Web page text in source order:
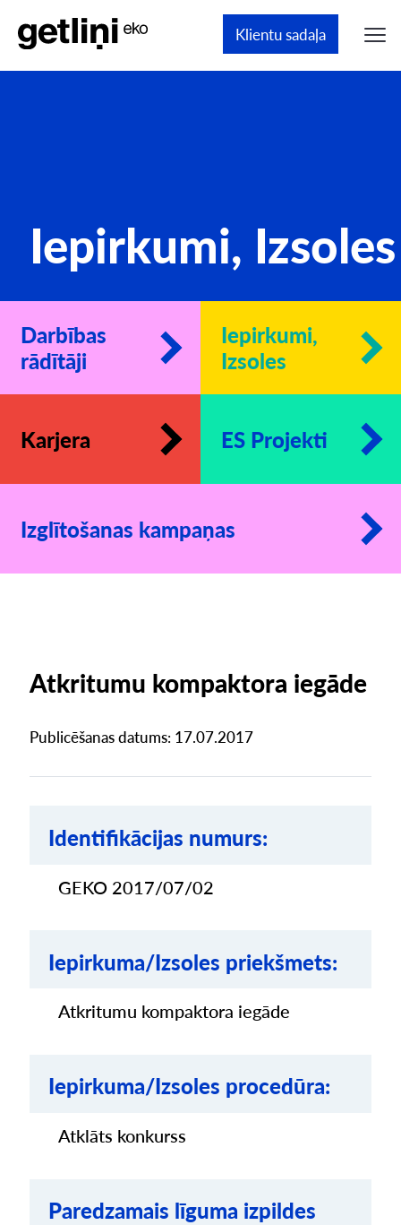
Klientu sadaļa
Iepirkumi, Izsoles
Darbības
rādītāji
Iepirkumi,
Izsoles
Karjera ES Projekti
Izglītošanas kampaņas
Atkritumu kompaktora iegāde
Publicēšanas datums: 17.07.2017
Identifikācijas numurs:
GEKO 2017/07/02
Iepirkuma/Izsoles priekšmets:
Atkritumu kompaktora iegāde
Iepirkuma/Izsoles procedūra:
Atklāts konkurss
Paredzamais līguma izpildes